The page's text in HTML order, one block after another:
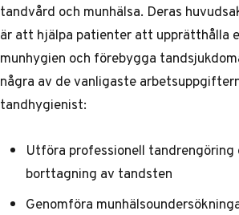
tandvård och munhälsa. Deras
är att hjälpa patienter att upprätthålla
munhygien och förebygga
några av de vanligaste
tandhygienist:
Utföra professionell tandrengöring
borttagning av tandsten
Genomföra